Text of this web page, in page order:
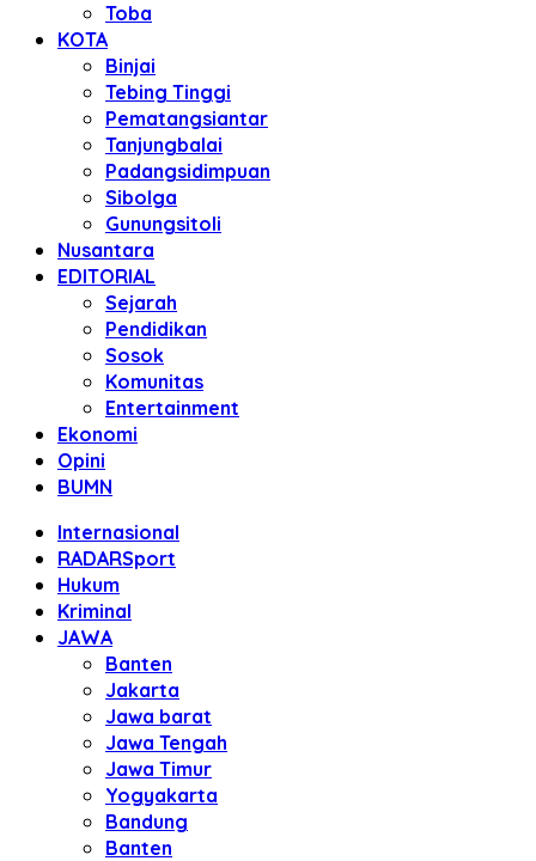
Toba
KOTA
Binjai
Tebing Tinggi
Pematangsiantar
Tanjungbalai
Padangsidimpuan
Sibolga
Gunungsitoli
Nusantara
EDITORIAL
Sejarah
Pendidikan
Sosok
Komunitas
Entertainment
Ekonomi
Opini
BUMN
Internasional
RADARSport
Hukum
Kriminal
JAWA
Banten
Jakarta
Jawa barat
Jawa Tengah
Jawa Timur
Yogyakarta
Bandung
Banten